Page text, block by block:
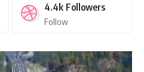
4.4k Followers
Follow